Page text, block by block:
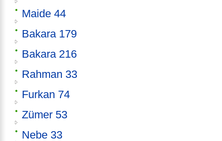
Maide 44
Bakara 179
Bakara 216
Rahman 33
Furkan 74
Zümer 53
Nebe 33